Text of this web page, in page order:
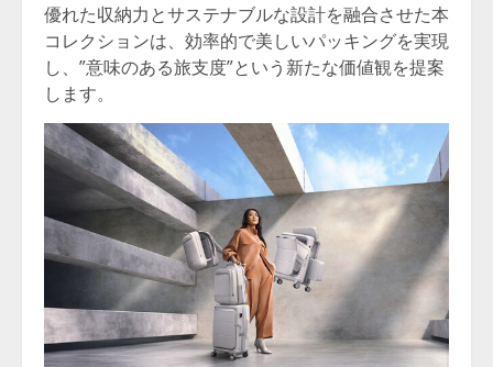
優れた収納力とサステナブルな設計を融合させた本
コレクションは、効率的で美しいパッキングを実現
し、”意味のある旅支度”という新たな価値観を提案
します。